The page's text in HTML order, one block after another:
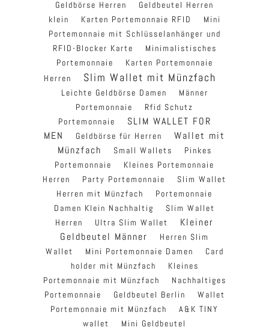
Geldbörse Herren
Geldbeutel Herren
klein
Karten Portemonnaie RFID
Mini
Portemonnaie mit Schlüsselanhänger und
RFID-Blocker Karte
Minimalistisches
Portemonnaie
Karten Portemonnaie
Herren
Slim Wallet mit Münzfach
Leichte Geldbörse Damen
Männer
Portemonnaie
Rfid Schutz
Portemonnaie
SLIM WALLET FOR
MEN
Geldbörse für Herren
Wallet mit
Münzfach
Small Wallets
Pinkes
Portemonnaie
Kleines Portemonnaie
Herren
Party Portemonnaie
Slim Wallet
Herren mit Münzfach
Portemonnaie
Damen Klein Nachhaltig
Slim Wallet
Herren
Ultra Slim Wallet
Kleiner
Geldbeutel Männer
Herren Slim
Wallet
Mini Portemonnaie Damen
Card
holder mit Münzfach
Kleines
Portemonnaie mit Münzfach
Nachhaltiges
Portemonnaie
Geldbeutel Berlin
Wallet
Portemonnaie mit Münzfach
A&K TINY
wallet
Mini Geldbeutel